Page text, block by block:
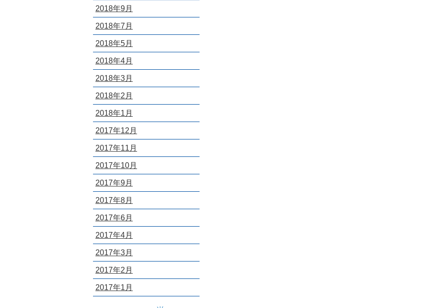
2018年9月
2018年7月
2018年5月
2018年4月
2018年3月
2018年2月
2018年1月
2017年12月
2017年11月
2017年10月
2017年9月
2017年8月
2017年6月
2017年4月
2017年3月
2017年2月
2017年1月